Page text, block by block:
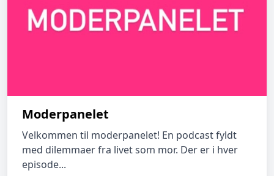
Moderpanelet
Velkommen til moderpanelet! En podcast fyldt
med dilemmaer fra livet som mor. Der er i hver
episode...